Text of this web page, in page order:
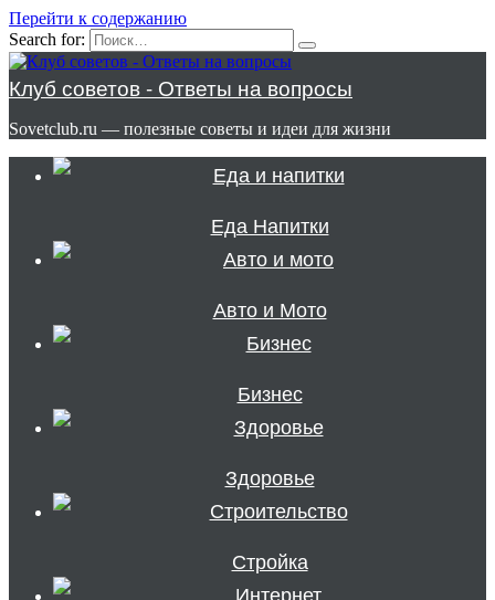
Перейти к содержанию
Search for:
Клуб советов - Ответы на вопросы
Sovetclub.ru — полезные советы и идеи для жизни
Еда Напитки
Авто и Мото
Бизнес
Здоровье
Стройка